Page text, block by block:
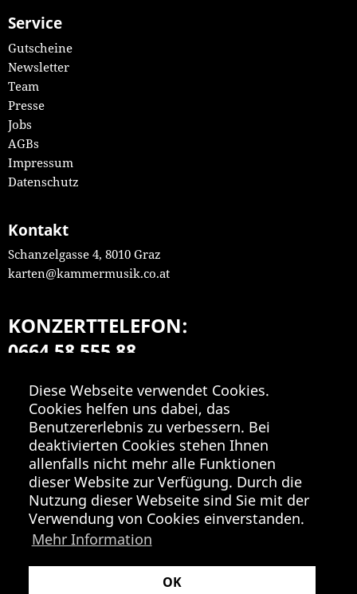
Diese Webseite verwendet Cookies.
Cookies helfen uns dabei, das
Benutzererlebnis zu verbessern. Bei
deaktivierten Cookies stehen Ihnen
allenfalls nicht mehr alle Funktionen
dieser Website zur Verfügung. Durch die
Nutzung dieser Webseite sind Sie mit der
Verwendung von Cookies einverstanden.
Mehr Information
OK
Service
Gutscheine
Newsletter
Team
Presse
Jobs
AGBs
Impressum
Datenschutz
Kontakt
Schanzelgasse 4, 8010 Graz
karten@kammermusik.co.at
KONZERTTELEFON:
0664 58 555 88
Mo-Fr 9:00-18:00